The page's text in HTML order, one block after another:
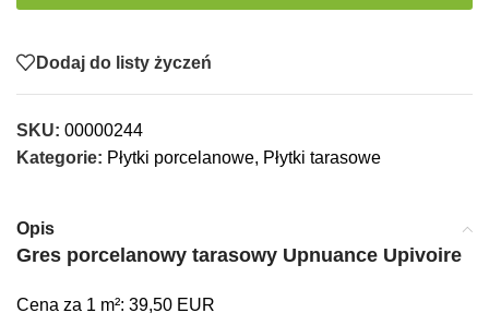
Dodaj do listy życzeń
SKU: 00000244
Kategorie: Płytki porcelanowe, Płytki tarasowe
Opis
Gres porcelanowy tarasowy Upnuance Upivoire
Cena za 1 m²: 39,50 EUR